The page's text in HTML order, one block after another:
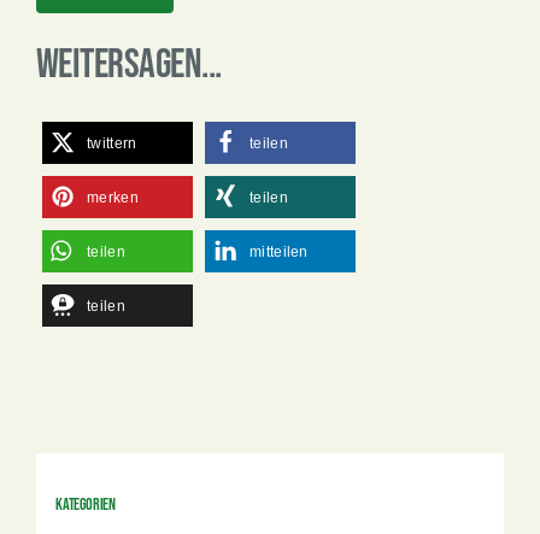
Weitersagen...
twittern teilen
merken teilen
teilen mitteilen
teilen
Kategorien